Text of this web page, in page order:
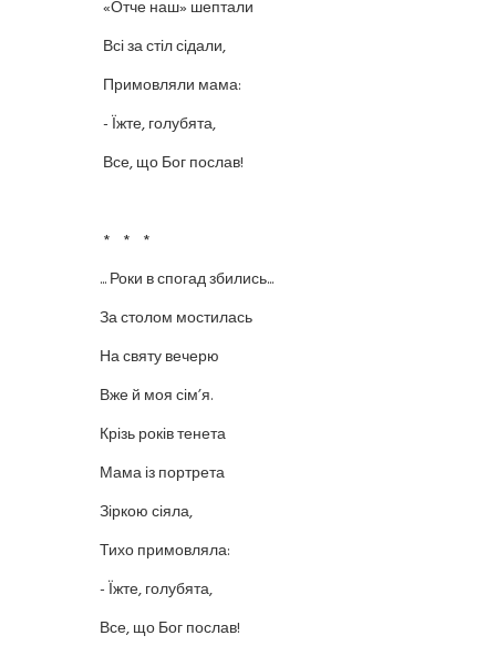
«Отче наш» шептали
Всі за стіл сідали,
Примовляли мама:
- Їжте, голубята,
Все, що Бог послав!
* * *
... Роки в спогад збились...
За столом мостилась
На святу вечерю
Вже й моя сім’я.
Крізь років тенета
Мама із портрета
Зіркою сіяла,
Тихо примовляла:
- Їжте, голубята,
Все, що Бог послав!